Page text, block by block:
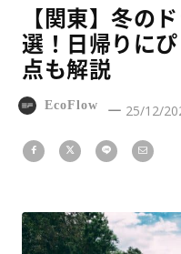
【関東】冬の
選！日帰りに
点も解説
EcoFlow 25/12/